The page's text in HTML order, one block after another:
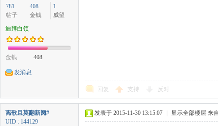
781
帖子
408
金钱
1
威望
迪拜白领
金钱 408
发消息
回复 支持 反对
离歌且莫翻新阕#
UID : 144129
发表于 2015-11-30 13:15:07 显示全部楼层 来